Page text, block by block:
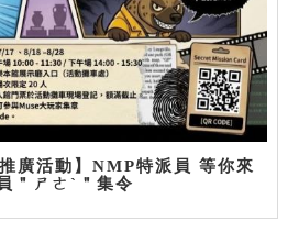
廣活動】NMP特派員 等你來
＂ㄕㄜˋ＂集令